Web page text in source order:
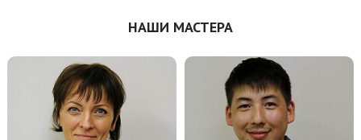
НАШИ МАСТЕРА